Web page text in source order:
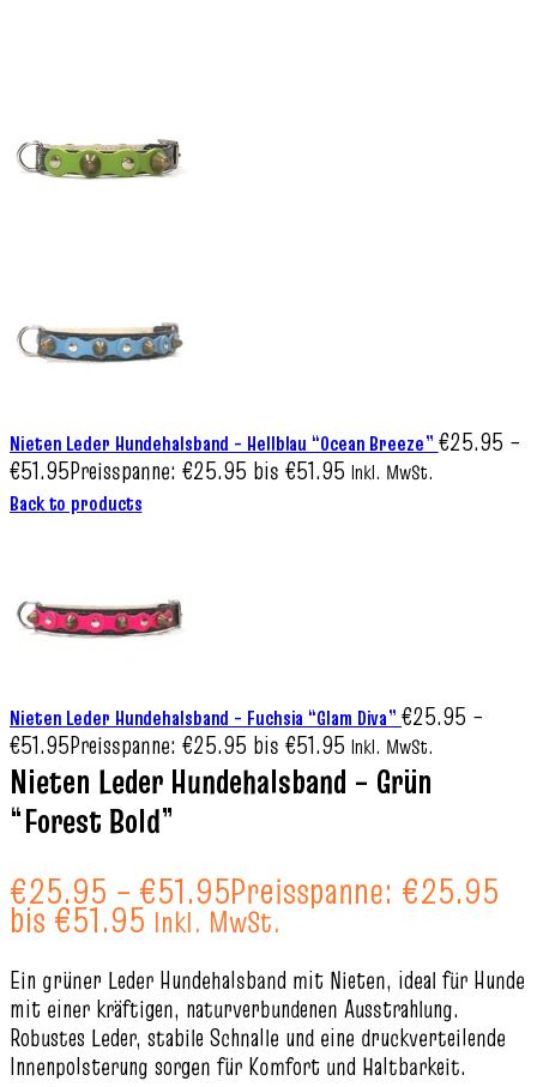
Nieten Leder Hundehalsband – Hellblau “Ocean Breeze” €25.95 –
€51.95Preisspanne: €25.95 bis €51.95 Inkl. MwSt.
Back to products
Nieten Leder Hundehalsband – Fuchsia “Glam Diva”€25.95 –
€51.95Preisspanne: €25.95 bis €51.95 Inkl. MwSt.
Nieten Leder Hundehalsband – Grün
“Forest Bold”
€25.95 – €51.95Preisspanne: €25.95
bis €51.95 Inkl. MwSt.
Ein grüner Leder Hundehalsband mit Nieten, ideal für Hunde
mit einer kräftigen, naturverbundenen Ausstrahlung.
Robustes Leder, stabile Schnalle und eine druckverteilende
Innenpolsterung sorgen für Komfort und Haltbarkeit.